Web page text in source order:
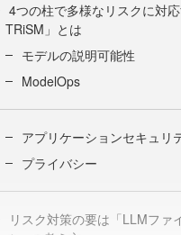
4つの柱で多様なリスクに対
TRiSM」とは
モデルの説明可能性
ModelOps
アプリケーションセキュリ
プライバシー
リスク対策の要は「LLMファ